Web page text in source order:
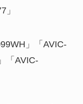
」
」「AVIC-
「AVIC-